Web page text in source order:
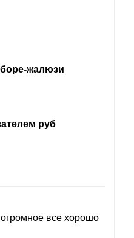
жалюзи
руб
все хорошо